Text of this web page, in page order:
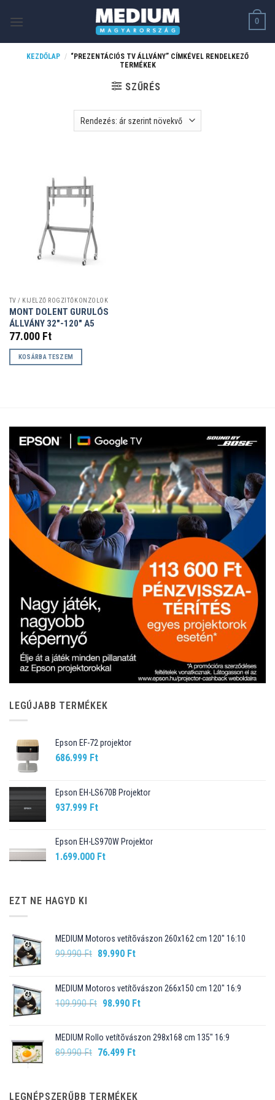
0
KEZDŐLAP / “PREZENTÁCIÓS TV ÁLLVÁNY” CÍMKÉVEL RENDELKEZŐ
TERMÉKEK
SZŰRÉS
TV / KIJELZŐ RÖGZÍTŐKONZOLOK
MONT DOLENT GURULÓS
ÁLLVÁNY 32″-120″ A5
77.000 Ft
KOSÁRBA TESZEM
LEGÚJABB TERMÉKEK
Epson EF-72 projektor
686.999 Ft
Epson EH-LS670B Projektor
937.999 Ft
Epson EH-LS970W Projektor
1.699.000 Ft
EZT NE HAGYD KI
MEDIUM Motoros vetítõvászon 260x162 cm 120" 16:10
99.990Ft Original
99.990 Ft.
89.990 FtCurrent
89.990 Ft.
MEDIUM Motoros vetítõvászon 266x150 cm 120" 16:9
109.990Ft Original
109.990 Ft.
98.990 FtCurrent
98.990 Ft.
MEDIUM Rollo vetítõvászon 298x168 cm 135" 16:9
89.990Ft Original
89.990 Ft.
76.499 FtCurrent
76.499 Ft.
LEGNÉPSZERŰBB TERMÉKEK